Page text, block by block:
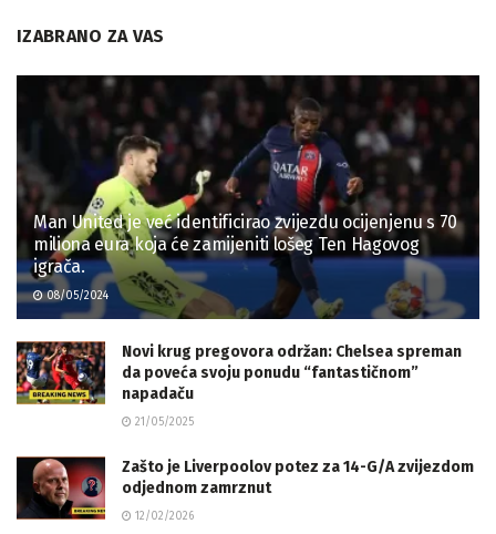
IZABRANO ZA VAS
Man United je već identificirao zvijezdu ocijenjenu s 70
miliona eura koja će zamijeniti lošeg Ten Hagovog
igrača.
08/05/2024
Novi krug pregovora održan: Chelsea spreman
da poveća svoju ponudu “fantastičnom”
napadaču
21/05/2025
Zašto je Liverpoolov potez za 14-G/A zvijezdom
odjednom zamrznut
12/02/2026